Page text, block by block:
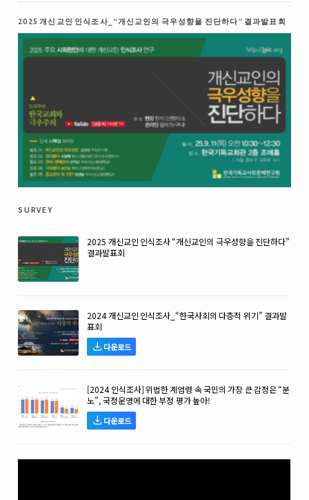
2025 개신교인 인식조사_“개신교인의 극우성향을 진단하다” 결과발표회
survey
2025 개신교인 인식조사 “개신교인의 극우성향을 진단하다”
결과발표회
2024 개신교인 인식조사_“한국사회의 다층적 위기” 결과발
표회
다운로드
[2024 인식조사] 위법한 계엄령 속 국민의 가장 큰 감정은 “분
노”, 국정운영에 대한 부정 평가 높아!
다운로드